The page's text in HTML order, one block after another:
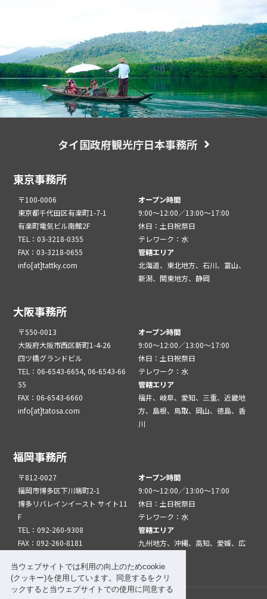
当ウェブサイトでは利用の向上のためcookie
(クッキー)を使用しています。同意するをクリ
ックすると当ウェブサイトでの使用に同意する
タイ国政府観光庁日本事務所
東京事務所
〒100-0006
東京都千代田区有楽町1-7-1
有楽町電気ビル南館2F
TEL：03-3218-0355
FAX：03-3218-0655
info[at]tattky.com
オープン時間
9:00～12:00／13:00～17:00
休日：土日祝祭日
テレワーク：水
管轄エリア
北海道、東北地方、石川、富山、
新潟、関東地方、静岡
大阪事務所
〒550-0013
大阪府大阪市西区新町1-4-26
四ツ橋グランドビル
TEL：06-6543-6654, 06-6543-66
55
FAX：06-6543-6660
info[at]tatosa.com
オープン時間
9:00～12:00／13:00～17:00
休日：土日祝祭日
テレワーク：水
管轄エリア
福井、岐阜、愛知、三重、近畿地
方、島根、鳥取、岡山、徳島、香
川
福岡事務所
〒812-0027
福岡市博多区下川端町2-1
博多リバレインイースト サイト11
F
TEL：092-260-9308
FAX：092-260-8181
オープン時間
9:00～12:00／13:00～17:00
休日：土日祝祭日
テレワーク：水
管轄エリア
九州地方、沖縄、高知、愛媛、広